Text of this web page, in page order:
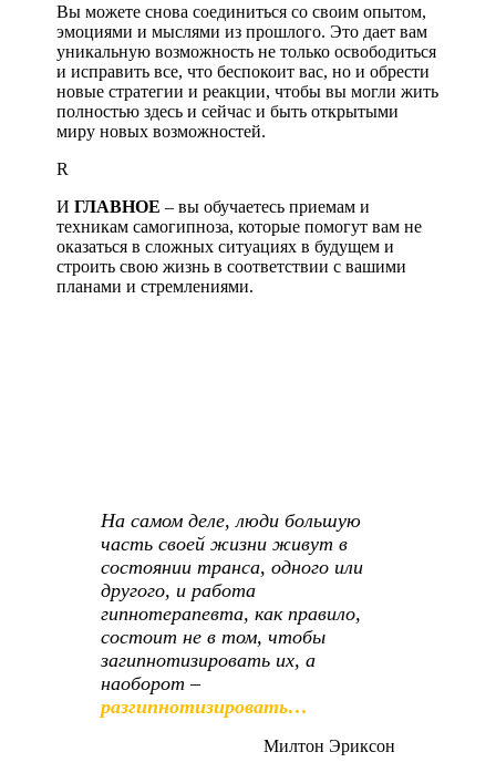
Вы можете снова соединиться со своим опытом,
эмоциями и мыслями из прошлого. Это дает вам
уникальную возможность не только освободиться
и исправить все, что беспокоит вас, но и обрести
новые стратегии и реакции, чтобы вы могли жить
полностью здесь и сейчас и быть открытыми
миру новых возможностей.
R
ИГЛАВНОЕ – вы обучаетесь приемам и
техникам самогипноза, которые помогут вам не
оказаться в сложных ситуациях в будущем и
строить свою жизнь в соответствии с вашими
планами и стремлениями.
На самом деле, люди большую
часть своей жизни живут в
состоянии транса, одного или
другого, и работа
гипнотерапевта, как правило,
состоит не в том, чтобы
загипнотизировать их, а
наоборот –
разгипнотизировать…
Милтон Эриксон